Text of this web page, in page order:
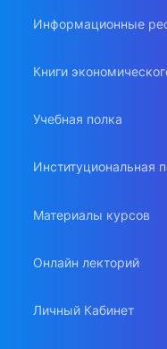
Информационные
Книги
Учебная полка
Институциональная
Материалы курсов
Онлайн лекторий
Личный Кабинет